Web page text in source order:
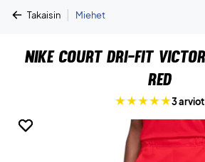
Takaisin | Miehet
Nike Court Dri-Fit
Red
3 arviot